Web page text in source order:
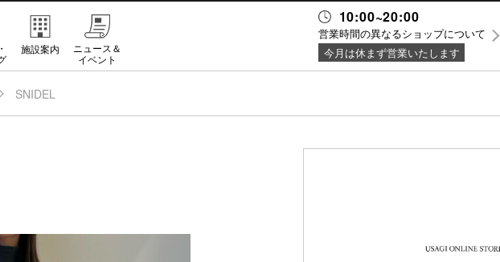
10:00~20:00
営業時間の異なるショップについて
今月は休まず営業いたします
施設案内
ニュース＆
イベント
SNIDEL